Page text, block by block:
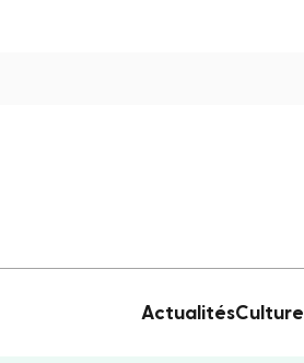
ActualitésCulture